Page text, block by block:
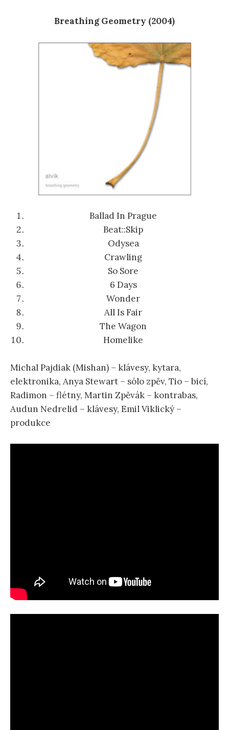
Breathing Geometry (2004)
Ballad In Prague
Beat::Skip
Odysea
Crawling
So Sore
6 Days
Wonder
All Is Fair
The Wagon
Homelike
Michal Pajdiak (Mishan) – klávesy, kytara,
elektronika, Anya Stewart – sólo zpěv, Tio – bicí,
Radimon – flétny, Martin Zpěvák – kontrabas,
Audun Nedrelid – klávesy, Emil Viklický –
produkce